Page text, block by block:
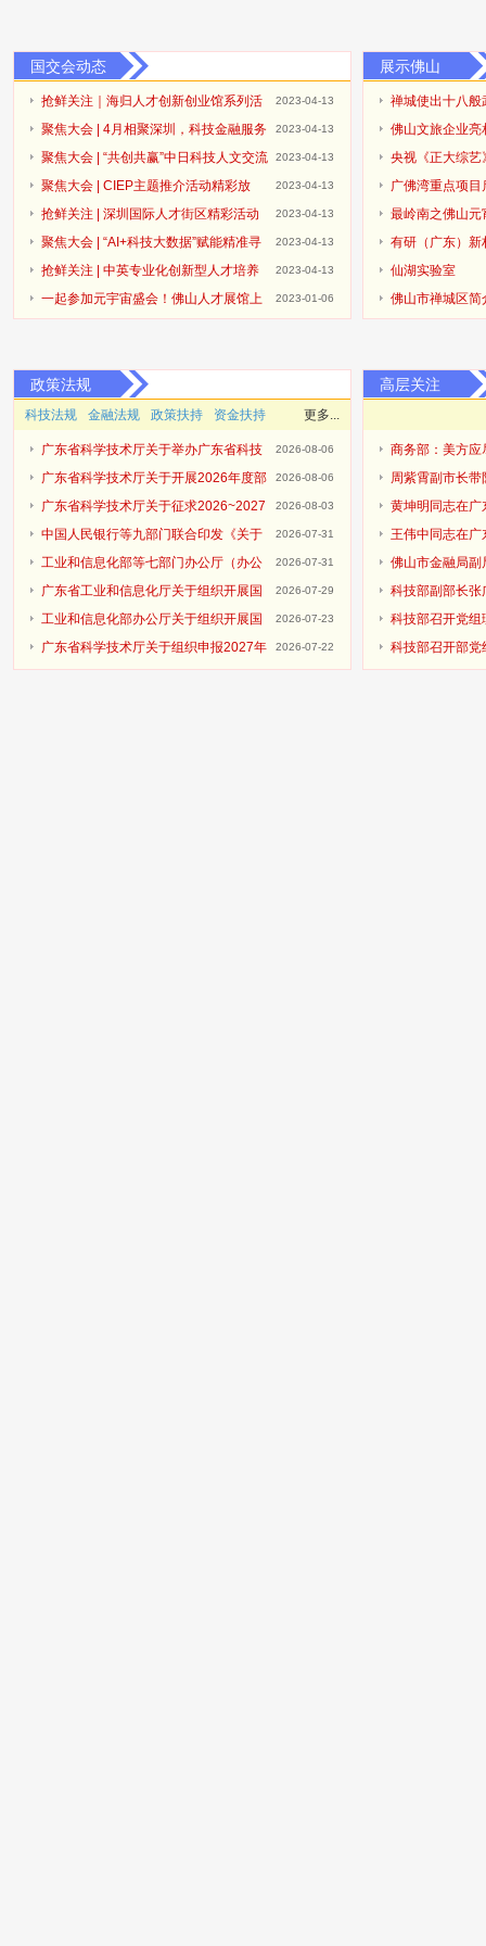
国交会动态
2023-04-13
抢鲜关注｜海归人才创新创业馆系列活
动来啦！
2023-04-13
聚焦大会 | 4月相聚深圳，科技金融服务
展示推介板块亮点抢先看！
2023-04-13
聚焦大会 | “共创共赢”中日科技人文交流
研讨会即将开幕
2023-04-13
聚焦大会 | CIEP主题推介活动精彩放
送，敬请期待！
2023-04-13
抢鲜关注 | 深圳国际人才街区精彩活动
等您来Join
2023-04-13
聚焦大会 | “AI+科技大数据”赋能精准寻
才
2023-04-13
抢鲜关注 | 中英专业化创新型人才培养
暨国际职业教育论坛开幕在即
2023-01-06
一起参加元宇宙盛会！佛山人才展馆上
展示佛山
禅城使出十八般
佛山文旅企业亮
央视《正大综艺
南海醒狮成打卡
广佛湾重点项
最岭南之佛山
有研（广东）新
仙湖实验室
佛山市禅城区简
政策法规
更多...
科技法规 金融法规 政策扶持 资金扶持
2026-08-06
广东省科学技术厅关于举办广东省科技
保险后奖补管理办法及2027年广东省科技与金融结
合专项申报指南政策解读培训会的通知
2026-08-06
广东省科学技术厅关于开展2026年度部
级科技型企业孵化器推荐工作的通知
2026-08-03
广东省科学技术厅关于征求2026~2027
年度广东省重点领域研发计划“低空与商业航天”专
项申报指南意见的通知
2026-07-31
中国人民银行等九部门联合印发《关于
加强科技金融领域数据开发利用的通知》
2026-07-31
工业和信息化部等七部门办公厅（办公
室）关于开展2026年工业和信息化领域 创新任务
揭榜挂帅工作的通知
2026-07-29
广东省工业和信息化厅关于组织开展国
家级零碳工厂建设名单申报工作的通知
2026-07-23
工业和信息化部办公厅关于组织开展国
家级零碳工厂建设工作的通知
2026-07-22
广东省科学技术厅关于组织申报2027年
高层关注
商务部：美方应
周紫霄副市长
调研
黄坤明同志在广
录
王伟中同志在广
录
佛山市金融局副
会上的讲话
科技部副部长张
新部长级会议
科技部召开党组
习党的十九届六
科技部召开部党